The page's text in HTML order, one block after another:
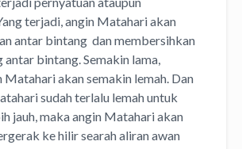
terjadi, angin Matahari akan
antar bintang dan membersihkan
bintang. Semakin lama,
Matahari akan semakin lemah. Dan
sudah terlalu lemah untuk
jauh, maka angin Matahari akan
ke hilir searah aliran awan